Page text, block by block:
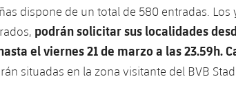
dispone de un total de 580 entradas. Los
podrán solicitar sus localidades
el viernes 21 de marzo a las 23.59h.
situadas en la zona visitante del BVB